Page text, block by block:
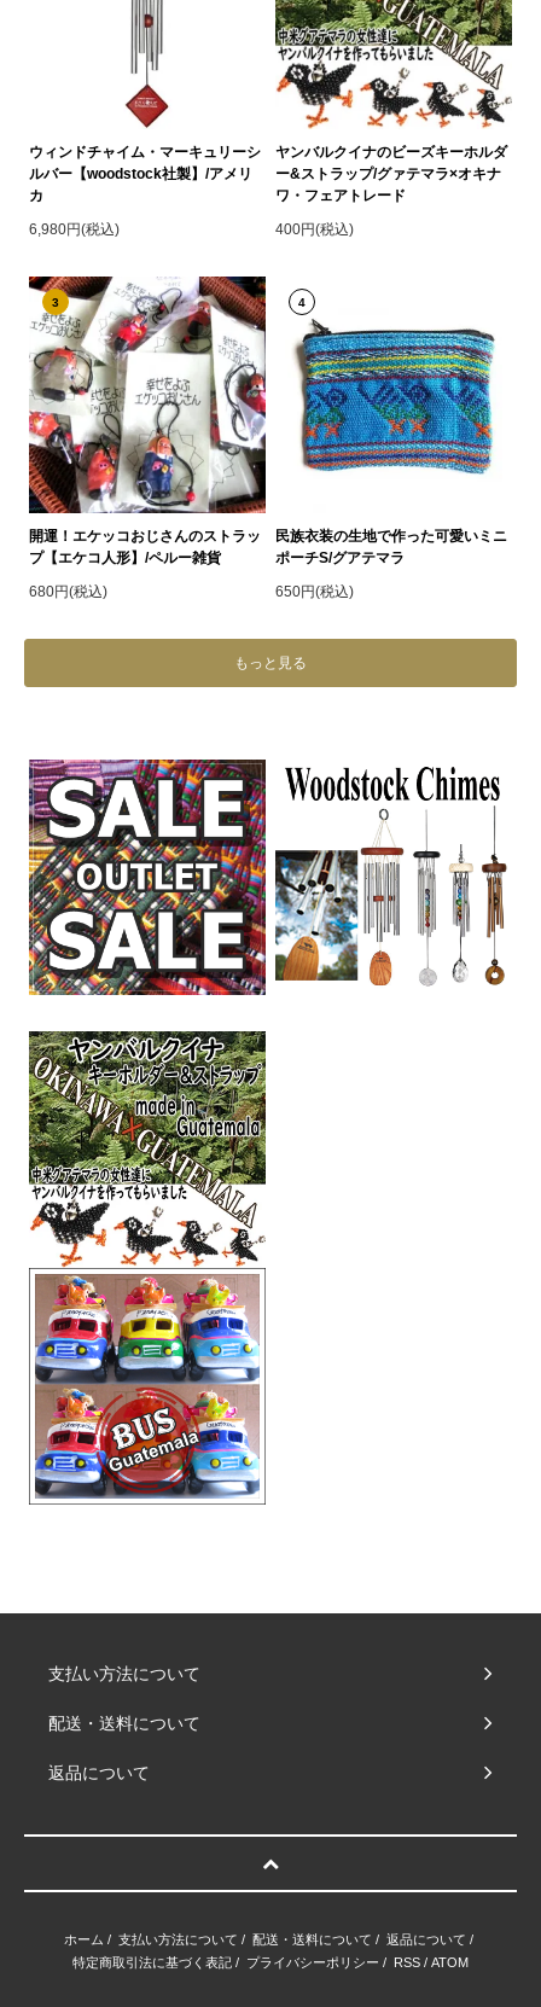
ウィンドチャイム・マーキュリーシ
ルバー【woodstock社製】/アメリ
カ
6,980円(税込)
ヤンバルクイナのビーズキーホルダ
ー&ストラップ/グァテマラ×オキナ
ワ・フェアトレード
400円(税込)
3
開運！エケッコおじさんのストラッ
プ【エケコ人形】/ペルー雑貨
680円(税込)
4
民族衣装の生地で作った可愛いミニ
ポーチS/グアテマラ
650円(税込)
もっと見る
支払い方法について
配送・送料について
返品について
ホーム / 支払い方法について / 配送・送料について / 返品について /
特定商取引法に基づく表記 / プライバシーポリシー / RSS / ATOM